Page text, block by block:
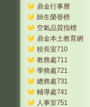
鼎金行事曆
師生榮譽榜
空氣品質指標
鼎金本土教育網
校長室710
教務處711
學務處721
總務處731
輔導處741
人事室751